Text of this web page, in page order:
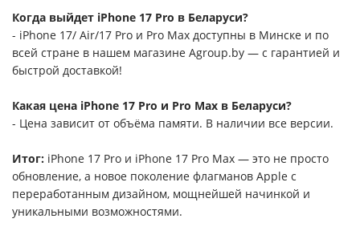
Когда выйдет iPhone 17 Pro в Беларуси?
- iPhone 17/ Air/17 Pro и Pro Max доступны в Минске и по
всей стране в нашем магазине Agroup.by — с гарантией и
быстрой доставкой!
Какая цена iPhone 17 Pro и Pro Max в Беларуси?
- Цена зависит от объёма памяти. В наличии все версии.
Итог: iPhone 17 Pro и iPhone 17 Pro Max — это не просто
обновление, а новое поколение флагманов Apple с
переработанным дизайном, мощнейшей начинкой и
уникальными возможностями.